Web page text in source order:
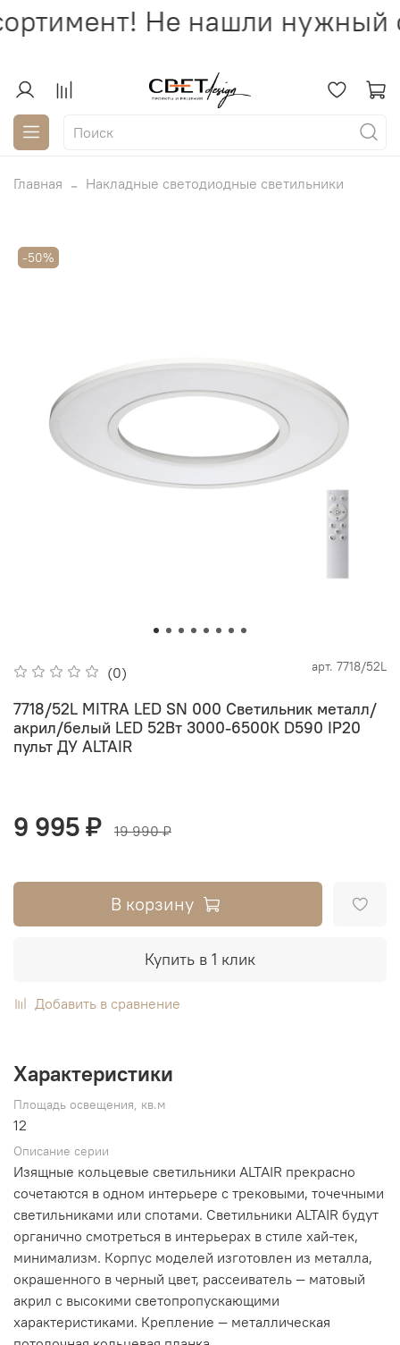
Не нашли нужный
Главная Накладные светодиодные светильники
-50%
(0) арт. 7718/52L
7718/52L MITRA LED SN 000 Светильник металл/
акрил/белый LED 52Вт 3000-6500К D590 IP20
пульт ДУ ALTAIR
9 995 ₽ 19 990 ₽
В корзину
Купить в 1 клик
Добавить в сравнение
Характеристики
Площадь освещения, кв.м
12
Описание серии
Изящные кольцевые светильники ALTAIR прекрасно
сочетаются в одном интерьере с трековыми, точечными
светильниками или спотами. Светильники ALTAIR будут
органично смотреться в интерьерах в стиле хай-тек,
минимализм. Корпус моделей изготовлен из металла,
окрашенного в черный цвет, рассеиватель — матовый
акрил с высокими светопропускающими
характеристиками. Крепление — металлическая